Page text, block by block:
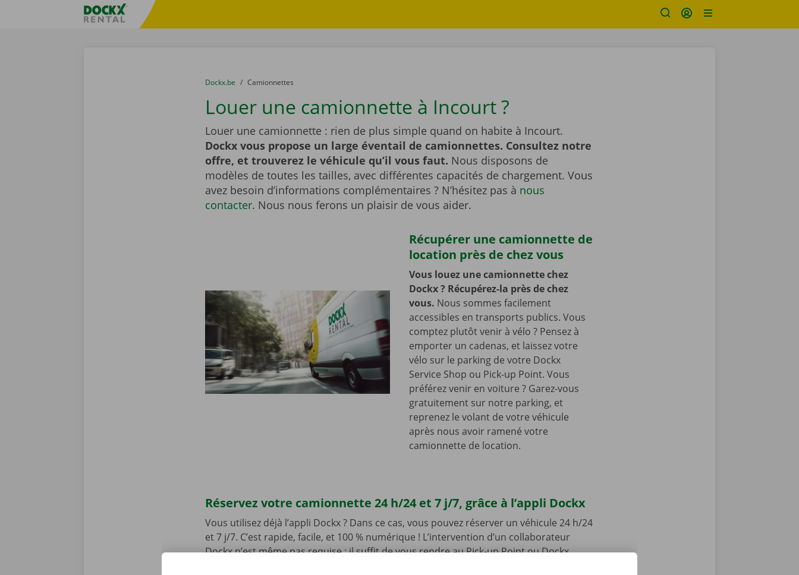
sitename
You are here:
du
Dockx.be to
Camionnettes
Louer une camionnette à Incourt ?
Louer une camionnette : rien de plus simple quand on habite à Incourt.
Dockx vous propose un large éventail de camionnettes. Consultez notre
offre, et trouverez le véhicule qu’il vous faut. Nous disposons de
modèles de toutes les tailles, avec différentes capacités de chargement. Vous
avez besoin d’informations complémentaires ? N’hésitez pas à nous
contacter. Nous nous ferons un plaisir de vous aider.
Récupérer une camionnette de
location près de chez vous
Vous louez une camionnette chez
Dockx ? Récupérez-la près de chez
vous. Nous sommes facilement
accessibles en transports publics. Vous
comptez plutôt venir à vélo ? Pensez à
emporter un cadenas, et laissez votre
vélo sur le parking de votre Dockx
Service Shop ou Pick-up Point. Vous
préférez venir en voiture ? Garez-vous
gratuitement sur notre parking, et
reprenez le volant de votre véhicule
après nous avoir ramené votre
camionnette de location.
Réservez votre camionnette 24 h/24 et 7 j/7, grâce à l’appli Dockx
Vous utilisez déjà l’appli Dockx ? Dans ce cas, vous pouvez réserver un véhicule 24 h/24
et 7 j/7. C’est rapide, facile, et 100 % numérique ! L’intervention d’un collaborateur
Dockx n’est même pas requise : il suffit de vous rendre au Pick-up Point ou Dockx